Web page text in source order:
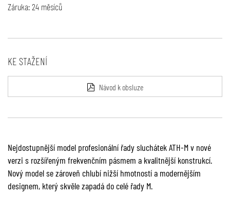
Záruka: 24 měsíců
KE STAŽENÍ
Návod k obsluze
Nejdostupnější model profesionální řady sluchátek ATH-M v nové
verzi s rozšířeným frekvenčním pásmem a kvalitnější konstrukcí.
Nový model se zároveň chlubí nižší hmotností a modernějším
designem, který skvěle zapadá do celé řady M.